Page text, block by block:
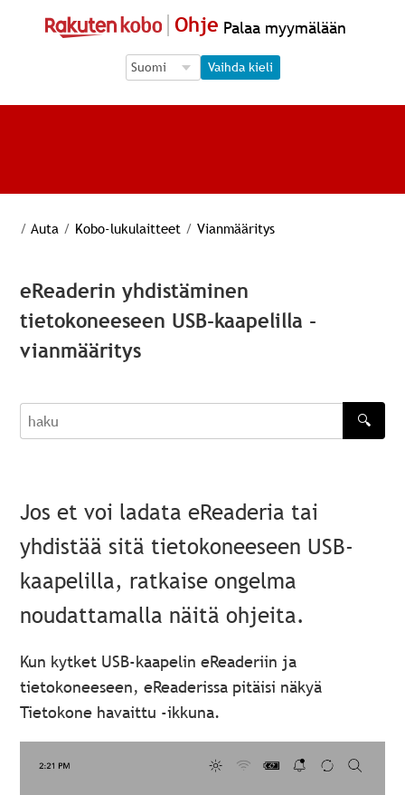
Ohje Palaa myymälään
Language Selection
Language Selection
Vaihda kieli
/ Auta / Kobo-lukulaitteet / Vianmääritys
eReaderin yhdistäminen
tietokoneeseen USB-kaapelilla -
vianmääritys
haku
🔍
Jos et voi ladata eReaderia tai
yhdistää sitä tietokoneeseen USB-
kaapelilla, ratkaise ongelma
noudattamalla näitä ohjeita.
Kun kytket USB-kaapelin eReaderiin ja
tietokoneeseen, eReaderissa pitäisi näkyä
Tietokone havaittu -ikkuna.